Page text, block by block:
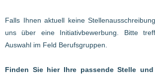
Falls Ihnen aktuell keine
uns über eine Initiativbewerbung. Bitte
Auswahl im Feld Berufsgruppen.
Finden Sie hier Ihre passende Stelle